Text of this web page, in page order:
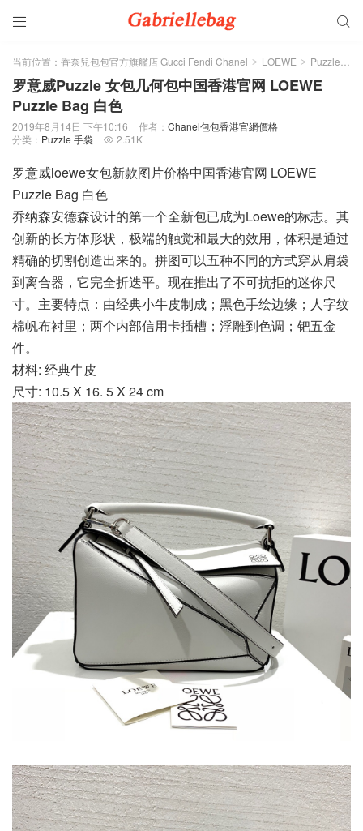
 
当前位置： 香奈兒包包官方旗艦店 Gucci Fendi Chanel > LOEWE > Puzzle 手袋
罗意威Puzzle 女包几何包中国香港官网 LOEWE
Puzzle Bag 白色
2019年8月14日 下午10:16 作者： Chanel包包香港官網價格
分类： Puzzle 手袋  2.51K
罗意威loewe女包新款图片价格中国香港官网 LOEWE
Puzzle Bag 白色
乔纳森安德森设计的第一个全新包已成为Loewe的标志。其
创新的长方体形状，极端的触觉和最大的效用，体积是通过
精确的切割创造出来的。拼图可以五种不同的方式穿从肩袋
到离合器，它完全折迭平。现在推出了不可抗拒的迷你尺
寸。主要特点：由经典小牛皮制成；黑色手绘边缘；人字纹
棉帆布衬里；两个内部信用卡插槽；浮雕到色调；钯五金
件。
材料: 经典牛皮
尺寸: 10.5 X 16. 5 X 24 cm